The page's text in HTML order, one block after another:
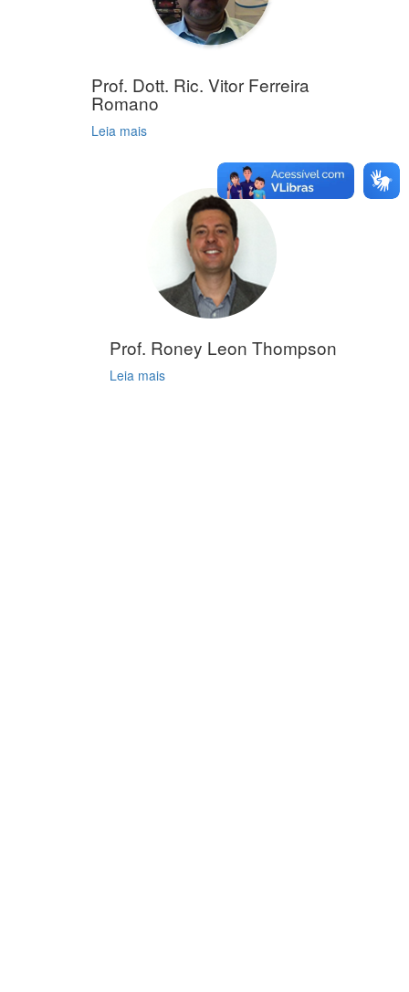
Prof. Dott. Ric. Vitor Ferreira
Romano
Leia mais
Prof. Roney Leon Thompson
Leia mais